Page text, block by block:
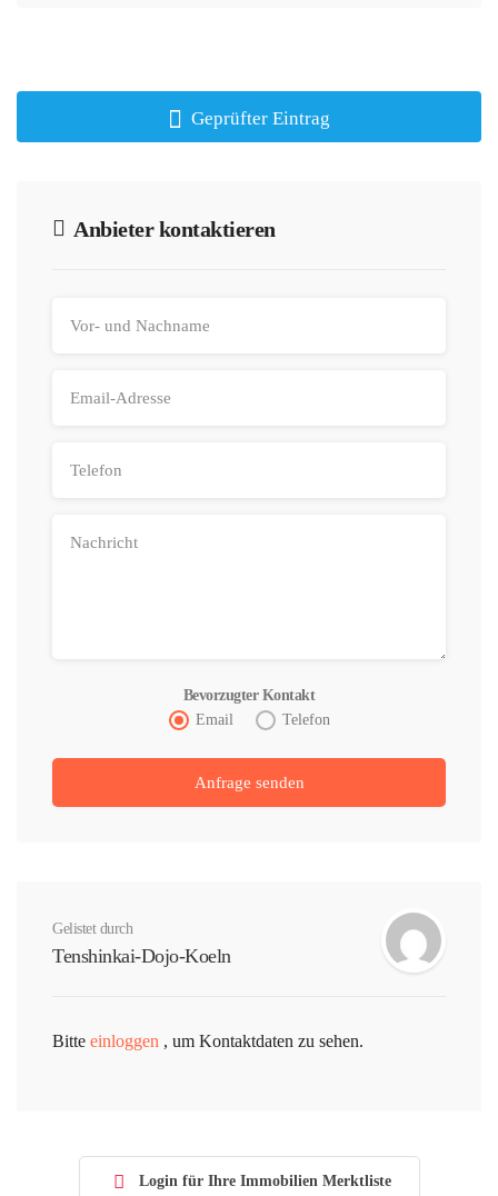
Geprüfter Eintrag
Anbieter kontaktieren
Bevorzugter Kontakt
Email
Telefon
Gelistet durch
Tenshinkai-Dojo-Koeln
Bitte einloggen , um Kontaktdaten zu sehen.
Login für Ihre Immobilien Merktliste